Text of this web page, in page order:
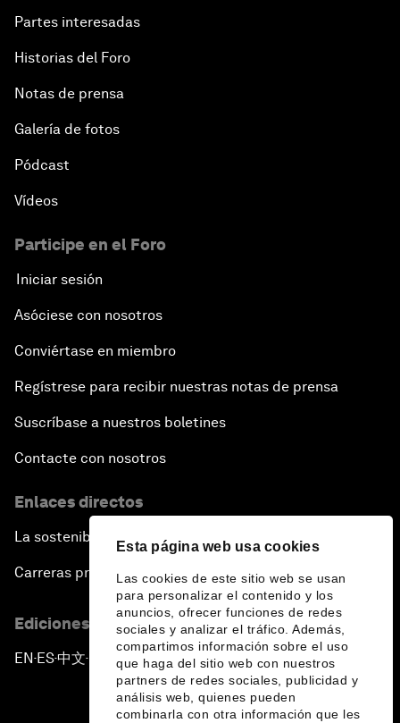
Esta página web usa cookies
Las cookies de este sitio web se usan
para personalizar el contenido y los
anuncios, ofrecer funciones de redes
sociales y analizar el tráfico. Además,
compartimos información sobre el uso
que haga del sitio web con nuestros
partners de redes sociales, publicidad y
análisis web, quienes pueden
combinarla con otra información que les
Partes interesadas
Historias del Foro
Notas de prensa
Galería de fotos
Pódcast
Vídeos
Participe en el Foro
Iniciar sesión
Asóciese con nosotros
Conviértase en miembro
Regístrese para recibir nuestras notas de prensa
Suscríbase a nuestros boletines
Contacte con nosotros
Enlaces directos
La sostenibilidad en el Foro
Carreras profesionales
Ediciones en otros idiomas
EN ▪ES▪中文▪ 日本語